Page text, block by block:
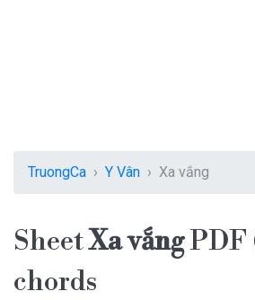
TruongCa Y Vân Xa vắng
SheetXa vắngPDF
chords